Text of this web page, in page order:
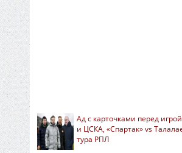
Ад с карточками перед
и ЦСКА, «Спартак» vs
тура РПЛ